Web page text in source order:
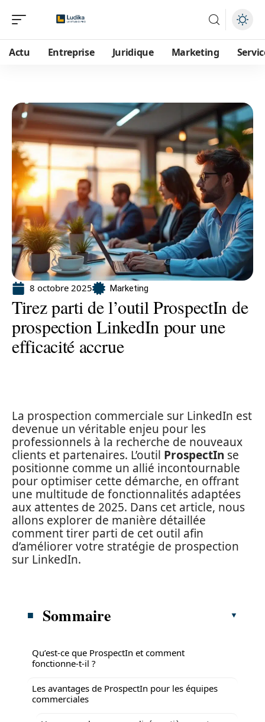
Actu Entreprise Juridique Marketing
8 octobre 2025 Marketing
Tirez parti de l’outil ProspectIn de
prospection LinkedIn pour une
efficacité accrue
La prospection commerciale sur LinkedIn est
devenue un véritable enjeu pour les
professionnels à la recherche de nouveaux
clients et partenaires. L’outil ProspectIn se
positionne comme un allié incontournable
pour optimiser cette démarche, en offrant
une multitude de fonctionnalités adaptées
aux attentes de 2025. Dans cet article, nous
allons explorer de manière détaillée
comment tirer parti de cet outil afin
d’améliorer votre stratégie de prospection
sur LinkedIn.
Sommaire
Qu’est-ce que ProspectIn et comment
fonctionne-t-il ?
Les avantages de ProspectIn pour les équipes
commerciales